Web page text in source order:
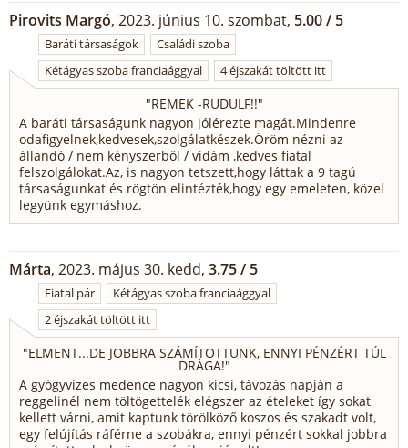
Pirovits Margó, 2023. június 10. szombat, 5.00 / 5
Baráti társaságok
Családi szoba
Kétágyas szoba franciaággyal
4 éjszakát töltött itt
"REMEK -RUDULF!!"
A baráti társaságunk nagyon jólérezte magát.Mindenre
odafigyelnek,kedvesek,szolgálatkészek.Öröm nézni az
állandó / nem kényszerből / vidám ,kedves fiatal
felszolgálokat.Az, is nagyon tetszett,hogy láttak a 9 tagú
társaságunkat és rögtön elintézték,hogy egy emeleten, közel
legyünk egymáshoz.
Márta, 2023. május 30. kedd, 3.75 / 5
Fiatal pár
Kétágyas szoba franciaággyal
2 éjszakát töltött itt
"ELMENT...DE JOBBRA SZÁMÍTOTTUNK, ENNYI PÉNZÉRT TÚL
DRÁGA!"
A gyógyvizes medence nagyon kicsi, távozás napján a
reggelinél nem töltögettelék elégszer az ételeket így sokat
kellett várni, amit kaptunk törölköző koszos és szakadt volt,
egy felújítás ráférne a szobákra, ennyi pénzért sokkal jobbra